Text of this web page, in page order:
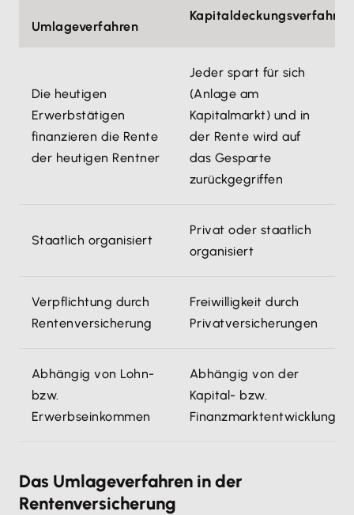
Umlageverfahren
Kapitaldeckungsverfahren
Die heutigen
Erwerbstätigen
finanzieren die Rente
der heutigen Rentner
Jeder spart für sich
(Anlage am
Kapitalmarkt) und in
der Rente wird auf
das Gesparte
zurückgegriffen
Staatlich organisiert
Privat oder staatlich
organisiert
Verpflichtung durch
Rentenversicherung
Freiwilligkeit durch
Privatversicherungen
Abhängig von Lohn-
bzw.
Erwerbseinkommen
Abhängig von der
Kapital- bzw.
Finanzmarktentwicklung
Das Umlageverfahren in der
Rentenversicherung